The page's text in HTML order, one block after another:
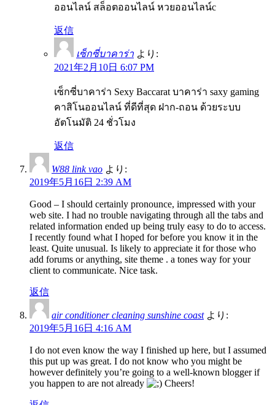
ออนไลน์ สล็อตออนไลน์ หวยออนไลน์c
返信
เซ็กซี่บาคาร่า より:
2021年2月10日 6:07 PM
เซ็กซี่บาคาร่า Sexy Baccarat บาคาร่า saxy gaming
คาสิโนออนไลน์ ที่ดีที่สุด ฝาก-ถอน ด้วยระบบ
อัตโนมัติ 24 ชั่วโมง
返信
W88 link vao より:
2019年5月16日 2:39 AM
Good – I should certainly pronounce, impressed with your
web site. I had no trouble navigating through all the tabs and
related information ended up being truly easy to do to access.
I recently found what I hoped for before you know it in the
least. Quite unusual. Is likely to appreciate it for those who
add forums or anything, site theme . a tones way for your
client to communicate. Nice task.
返信
air conditioner cleaning sunshine coast より:
2019年5月16日 4:16 AM
I do not even know the way I finished up here, but I assumed
this put up was great. I do not know who you might be
however definitely you’re going to a well-known blogger if
you happen to are not already
Cheers!